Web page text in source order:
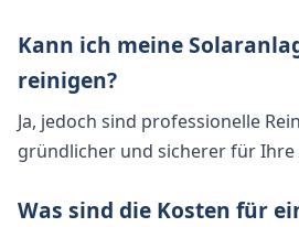
Kann ich meine
reinigen?
Ja, jedoch sind professionelle
gründlicher und sicherer für Ihre
Was sind die Kosten für